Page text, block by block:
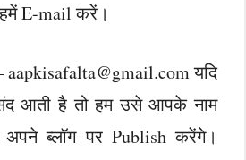
E-mail करें।
aapkisafalta@gmail.comयदि
आती है तो हम उसे आपके नाम
ब्लॉग पर Publish करेंगे।